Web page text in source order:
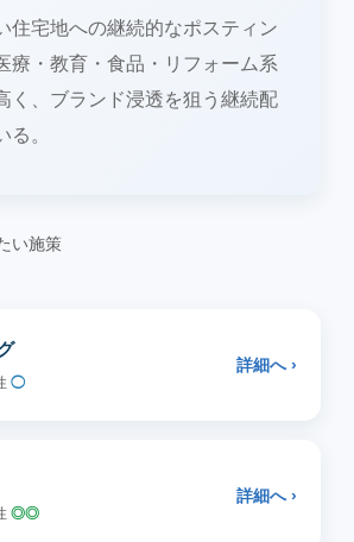
住宅地への継続的なポスティン
療・教育・食品・リフォーム系
く、ブランド浸透を狙う継続配
。
い施策
◯
詳細へ ›
◎◎
詳細へ ›